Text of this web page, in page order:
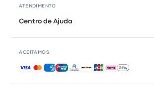
ATENDIMENTO
Centro de Ajuda
ACEITAMOS
Pagamentos aceites